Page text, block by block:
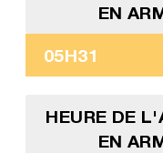
EN
05H31
HEURE DE
EN